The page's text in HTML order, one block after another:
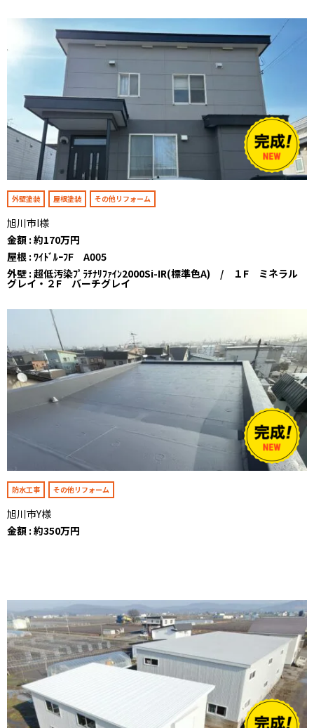
外壁塗装 屋根塗装 その他リフォーム
旭川市I様
金額 : 約170万円
屋根 : ﾜｲﾄﾞﾙｰﾌF A005
外壁 : 超低汚染ﾌﾟﾗﾁﾅﾘﾌｧｲﾝ2000Si-IR(標準色A) / １F ミネラル
グレイ・２F バーチグレイ
防水工事 その他リフォーム
旭川市Y様
金額 : 約350万円